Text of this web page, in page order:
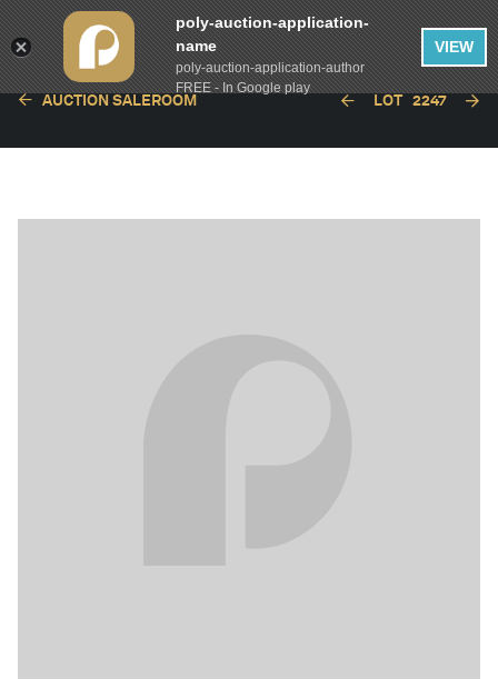
AUCTION SALEROOM LOT 2247
poly-auction-application-
name
poly-auction-application-author
FREE - In Google play
VIEW